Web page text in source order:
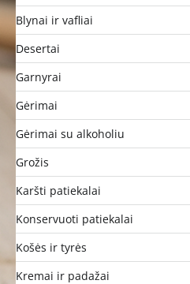
Blynai ir vafliai
Desertai
Garnyrai
Gėrimai
Gėrimai su alkoholiu
Grožis
Karšti patiekalai
Konservuoti patiekalai
Košės ir tyrės
Kremai ir padažai